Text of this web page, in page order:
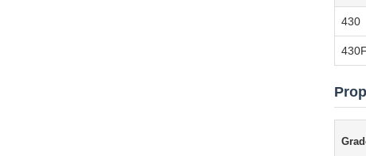
430
430F